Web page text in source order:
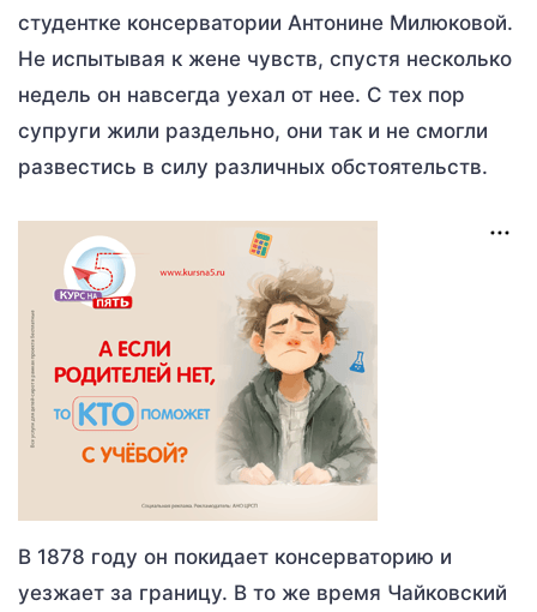
студентке консерватории Антонине Милюковой.
Не испытывая к жене чувств, спустя несколько
недель он навсегда уехал от нее. С тех пор
супруги жили раздельно, они так и не смогли
развестись в силу различных обстоятельств.
В 1878 году он покидает консерваторию и
уезжает за границу. В то же время Чайковский